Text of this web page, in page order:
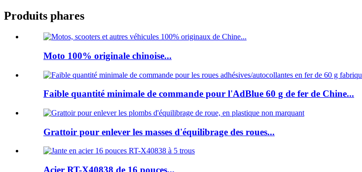
Produits phares
Moto 100% originale chinoise...
Faible quantité minimale de commande pour l'AdBlue 60 g de fer de Chine...
Grattoir pour enlever les masses d'équilibrage des roues...
Acier RT-X40838 de 16 pouces...